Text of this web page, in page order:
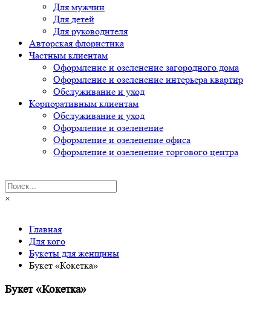
Для мужчин
Для детей
Для руководителя
Авторская флористика
Частным клиентам
Оформление и озеленение загородного дома
Оформление и озеленение интерьера квартир
Обслуживание и уход
Корпоративным клиентам
Обслуживание и уход
Оформление и озеленение
Оформление и озеленение офиса
Оформление и озеленение торгового центра
×
Главная
Для кого
Букеты для женщины
Букет «Кокетка»
Букет «Кокетка»